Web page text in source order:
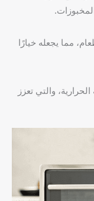
مما يجعله خيارًا
والتي تعزز